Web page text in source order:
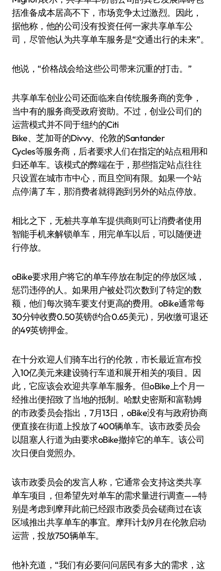
括准备成本居高不下，市场竞争太过激烈。因此，
据他称，他的公司没有投资任何一家共享单车公
司，尽管他认为共享单车服务是“交通出行的未来”。
他说，“价格战会给这些公司带来沉重的打击。”
共享单车创业公司还面临来自传统服务商的竞争，
当中有的服务商受政府资助。不过，创业公司们的
运营模式并不同于纽约的Citi
Bike、芝加哥的Divvy、伦敦的Santander
Cycles等服务商，后者要求人们在指定的站点租用和
归还单车。该模式的弊端在于，那些指定站点往往
只设置在城市市中心，而且空间有限。如果一个站
点停满了车，那消费者就得跑到另外的站点停放。
相比之下，无桩共享单车提供商则可让消费者使用
智能手机来解锁单车，用完单车以后，可以随便进
行停放。
oBike要求用户将它的单车停放在制定的停放区域，
惩罚违停的人。如果用户被处罚次数到了特定的数
额，他们每次骑车要支付更高的费用。oBike通常每
30分钟收费0.50英镑(约合0.65美元)，另收缴可退还
的49英镑押金。
在十分欢迎人们骑车出行的伦敦，市长最近宣布投
入10亿美元来建设骑行车道和展开相关的项目。因
此，它应该会欢迎共享单车服务。但oBike上个月一
经推出便招致了当地的抵制。哈默史密斯和富勒姆
的市政委员会指出，7月13日，oBike没有与政府协商
便直接在街道上投放了400辆单车。该市政委员会
以阻塞人行道为由要求oBike撤掉它的单车。该公司
次日便自觉照办。
该市政委员会的发言人称，它通常会支持这类共享
单车项目，但希望先对单车的需求量进行调查——特
别是考虑到摩拜此前已经跟市政委员会磋商过在该
区域推出共享单车的事宜。摩拜计划9月在伦敦启动
运营，投放750辆单车。
他补充道，“我们有必要问问居民有多大的需求，这